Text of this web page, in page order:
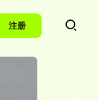
注册